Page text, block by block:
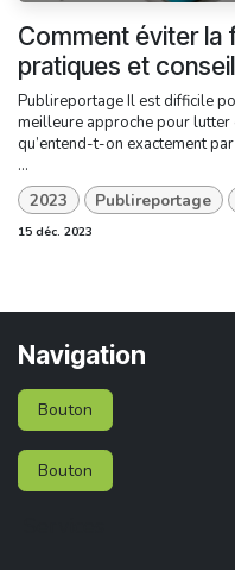
Comment éviter la
pratiques et
Publireportage Il est difficile
meilleure approche pour lutter
qu’entend-t-on exactement
...
2023 Publireportage
15 déc. 2023
Navigation
Bouton
Bouton